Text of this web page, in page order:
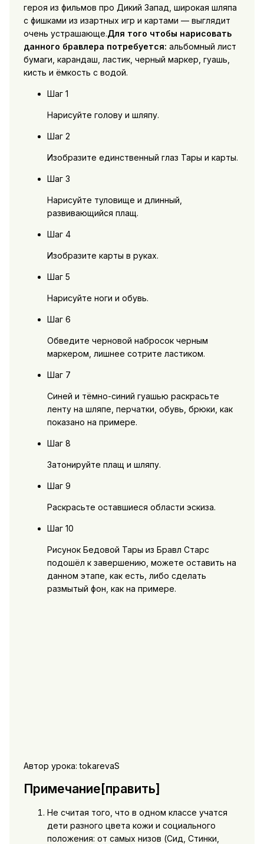
героя из фильмов про Дикий Запад, широкая шляпа
с фишками из изартных игр и картами — выглядит
очень устрашающе.Для того чтобы нарисовать
данного бравлера потребуется: альбомный лист
бумаги, карандаш, ластик, черный маркер, гуашь,
кисть и ёмкость с водой.
Шаг 1
Нарисуйте голову и шляпу.
Шаг 2
Изобразите единственный глаз Тары и карты.
Шаг 3
Нарисуйте туловище и длинный,
развивающийся плащ.
Шаг 4
Изобразите карты в руках.
Шаг 5
Нарисуйте ноги и обувь.
Шаг 6
Обведите черновой набросок черным
маркером, лишнее сотрите ластиком.
Шаг 7
Синей и тёмно-синий гуашью раскрасьте
ленту на шляпе, перчатки, обувь, брюки, как
показано на примере.
Шаг 8
Затонируйте плащ и шляпу.
Шаг 9
Раскрасьте оставшиеся области эскиза.
Шаг 10
Рисунок Бедовой Тары из Бравл Старс
подошёл к завершению, можете оставить на
данном этапе, как есть, либо сделать
размытый фон, как на примере.
Автор урока: tokarevaS
Примечание[править]
Не считая того, что в одном классе учатся
дети разного цвета кожи и социального
положения: от самых низов (Сид, Стинки,